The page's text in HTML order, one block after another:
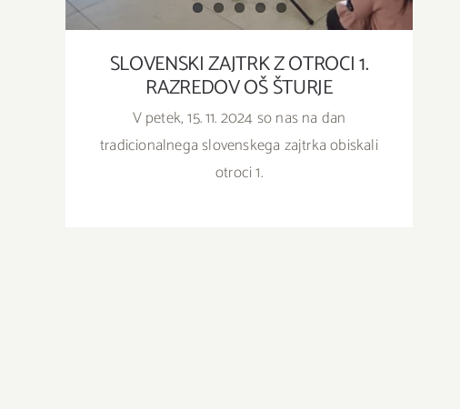
SLOVENSKI ZAJTRK Z OTROCI 1.
RAZREDOV OŠ ŠTURJE
V petek, 15. 11. 2024 so nas na dan
tradicionalnega slovenskega zajtrka obiskali
otroci 1.